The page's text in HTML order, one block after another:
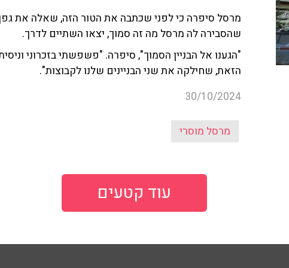
מרסל סיפרה כי לפני שכתבה את הטור הזה, שאלה את
שהסבירה לה מרסל מה זה סמוך, יצאו השתיים לדרך.
"הגענו אל הבניין הסמוך", סיפרה. "פשפשתי בזכרוני
הזאת, שחילקה את שני הבניינים שלנו לקבוצות".
30/10/2024
מרסל מוסרי
עוד קטעים